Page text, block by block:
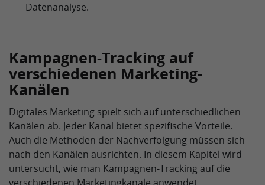
Datenanalyse.
Kampagnen-Tracking auf
verschiedenen Marketing-
Kanälen
Digitales Marketing spielt sich auf unterschiedlichen
Kanälen ab. Jeder Kanal bietet spezifische Vorteile.
Auch die Methoden der Nachverfolgung müssen sich
nach den Kanälen ausrichten. In diesem Kapitel wird
untersucht, wie man Kampagnen-Tracking auf die